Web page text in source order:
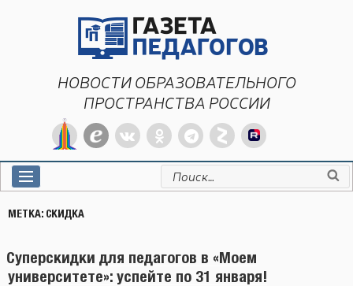
НОВОСТИ ОБРАЗОВАТЕЛЬНОГО
ПРОСТРАНСТВА РОССИИ
Искать:
МЕТКА: СКИДКА
Суперскидки для педагогов в «Моем
университете»: успейте по 31 января!